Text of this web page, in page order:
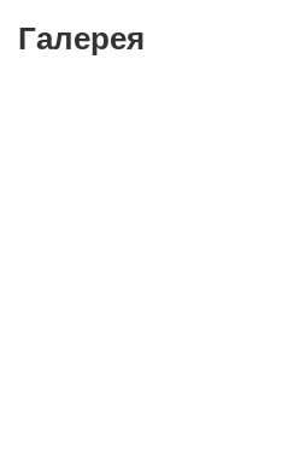
Галерея